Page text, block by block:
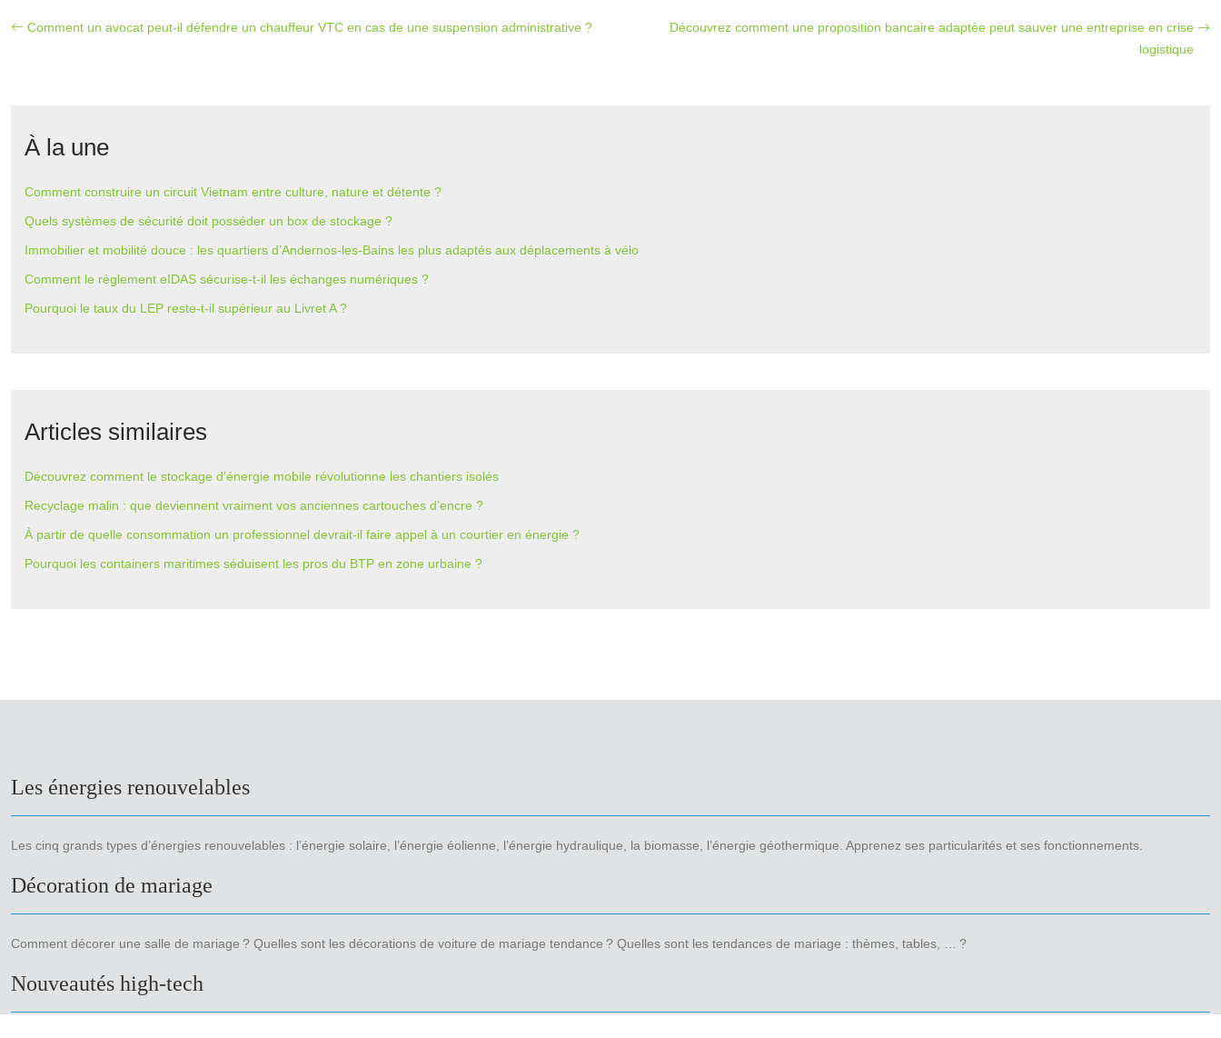
Comment un avocat peut-il défendre un chauffeur VTC en cas de une suspension administrative ?
Découvrez comment une proposition bancaire adaptée peut sauver une entreprise en crise
logistique
À la une
Comment construire un circuit Vietnam entre culture, nature et détente ?
Quels systèmes de sécurité doit posséder un box de stockage ?
Immobilier et mobilité douce : les quartiers d’Andernos-les-Bains les plus adaptés aux déplacements à vélo
Comment le règlement eIDAS sécurise-t-il les échanges numériques ?
Pourquoi le taux du LEP reste-t-il supérieur au Livret A ?
Articles similaires
Découvrez comment le stockage d’énergie mobile révolutionne les chantiers isolés
Recyclage malin : que deviennent vraiment vos anciennes cartouches d’encre ?
À partir de quelle consommation un professionnel devrait-il faire appel à un courtier en énergie ?
Pourquoi les containers maritimes séduisent les pros du BTP en zone urbaine ?
Les énergies renouvelables
Les cinq grands types d’énergies renouvelables : l’énergie solaire, l’énergie éolienne, l’énergie hydraulique, la biomasse, l’énergie géothermique. Apprenez ses particularités et ses fonctionnements.
Décoration de mariage
Comment décorer une salle de mariage ? Quelles sont les décorations de voiture de mariage tendance ? Quelles sont les tendances de mariage : thèmes, tables, … ?
Nouveautés high-tech